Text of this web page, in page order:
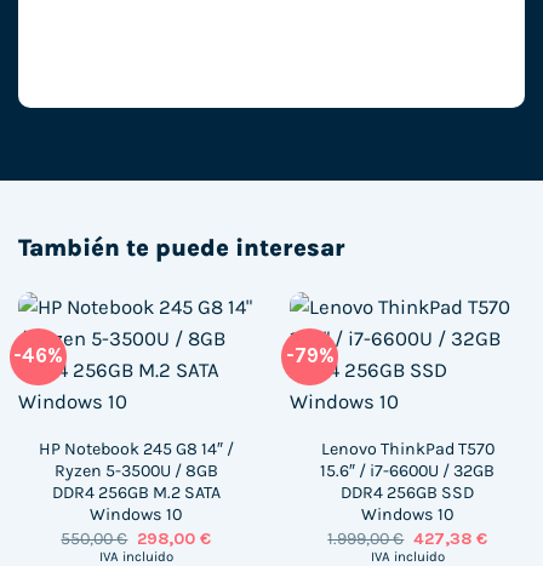
También te puede interesar
-46%
HP Notebook 245 G8 14″ /
Ryzen 5-3500U / 8GB
DDR4 256GB M.2 SATA
Windows 10
550,00€ El
precio
298,00 €El
IVA incluido
-79%
Lenovo ThinkPad T570
15.6″ / i7-6600U / 32GB
DDR4 256GB SSD
Windows 10
1.999,00€ El
precio
427,38 €El
IVA incluido